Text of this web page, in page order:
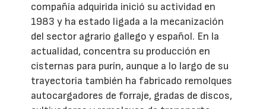
compañía adquirida inició su actividad en
1983 y ha estado ligada a la mecanización
del sector agrario gallego y español. En la
actualidad, concentra su producción en
cisternas para purín, aunque a lo largo de su
trayectoria también ha fabricado remolques
autocargadores de forraje, gradas de discos,